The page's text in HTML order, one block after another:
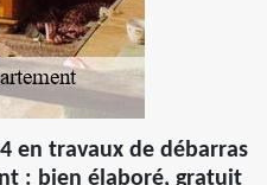
en travaux de débarras
: bien élaboré, gratuit